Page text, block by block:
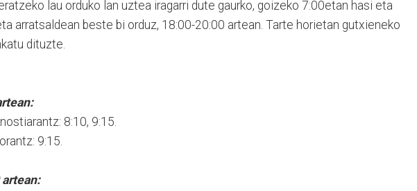
lau orduko lan uztea iragarri dute gaurko, goizeko 7:00etan hasi eta
arratsaldean beste bi orduz, 18:00-20:00 artean. Tarte horietan gutxieneko
dituzte.
8:10, 9:15.
9:15.